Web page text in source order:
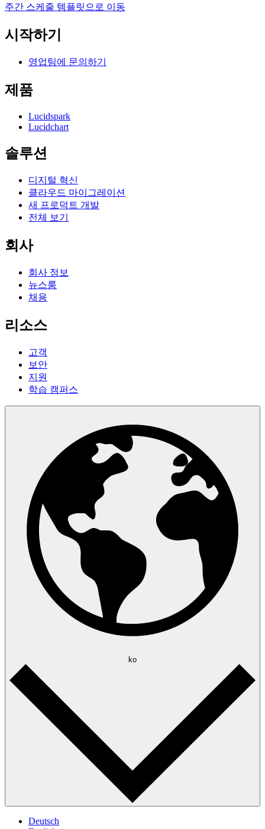
주간 스케줄 템플릿으로 이동
시작하기
영업팀에 문의하기
제품
Lucidspark
Lucidchart
솔루션
디지털 혁신
클라우드 마이그레이션
새 프로덕트 개발
전체 보기
회사
회사 정보
뉴스룸
채용
리소스
고객
보안
지원
학습 캠퍼스
ko
Deutsch